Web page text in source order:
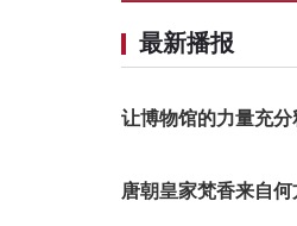
最新播报
让博物馆的力量充分
唐朝皇家梵香来自